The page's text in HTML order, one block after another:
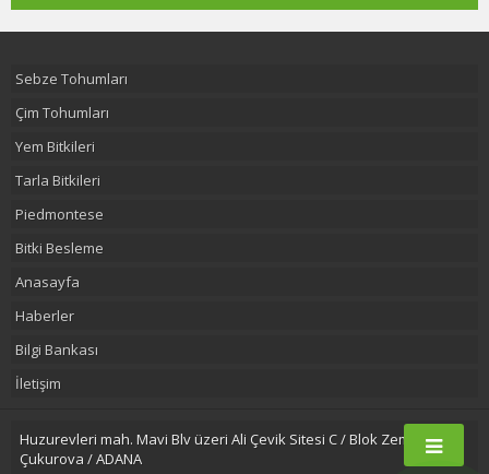
Sebze Tohumları
Çim Tohumları
Yem Bitkileri
Tarla Bitkileri
Piedmontese
Bitki Besleme
Anasayfa
Haberler
Bilgi Bankası
İletişim
Huzurevleri mah. Mavi Blv üzeri Ali Çevik Sitesi C / Blok Zemin Kat
Çukurova / ADANA